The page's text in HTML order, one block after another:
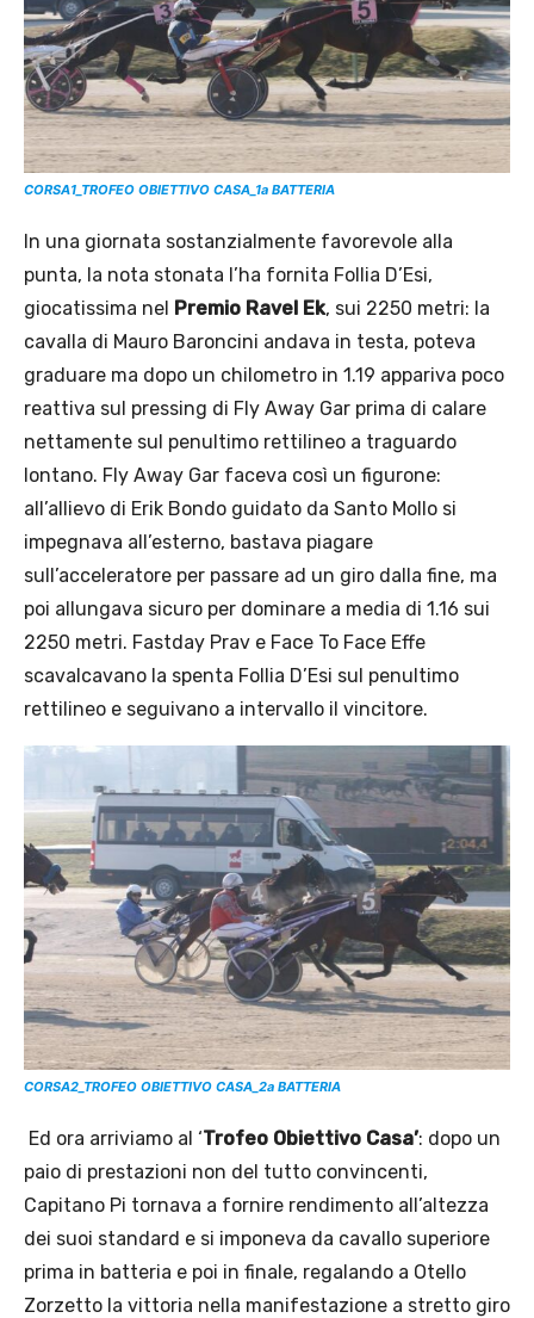
CORSA1_TROFEO OBIETTIVO CASA_1a BATTERIA
In una giornata sostanzialmente favorevole alla
punta, la nota stonata l’ha fornita Follia D’Esi,
giocatissima nel Premio Ravel Ek, sui 2250 metri: la
cavalla di Mauro Baroncini andava in testa, poteva
graduare ma dopo un chilometro in 1.19 appariva poco
reattiva sul pressing di Fly Away Gar prima di calare
nettamente sul penultimo rettilineo a traguardo
lontano. Fly Away Gar faceva così un figurone:
all’allievo di Erik Bondo guidato da Santo Mollo si
impegnava all’esterno, bastava piagare
sull’acceleratore per passare ad un giro dalla fine, ma
poi allungava sicuro per dominare a media di 1.16 sui
2250 metri. Fastday Prav e Face To Face Effe
scavalcavano la spenta Follia D’Esi sul penultimo
rettilineo e seguivano a intervallo il vincitore.
CORSA2_TROFEO OBIETTIVO CASA_2a BATTERIA
Ed ora arriviamo al ‘Trofeo Obiettivo Casa’: dopo un
paio di prestazioni non del tutto convincenti,
Capitano Pi tornava a fornire rendimento all’altezza
dei suoi standard e si imponeva da cavallo superiore
prima in batteria e poi in finale, regalando a Otello
Zorzetto la vittoria nella manifestazione a stretto giro